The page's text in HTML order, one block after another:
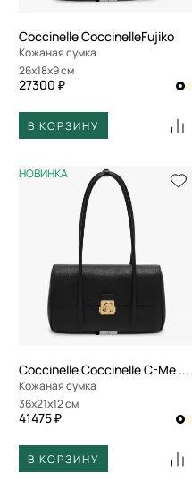
Coccinelle CoccinelleFujiko
Кожаная сумка
26x18x9 см
27300 ₽
В КОРЗИНУ
НОВИНКА
Coccinelle Coccinelle C-Me Lock
Кожаная сумка
36x21x12 см
41475 ₽
В КОРЗИНУ